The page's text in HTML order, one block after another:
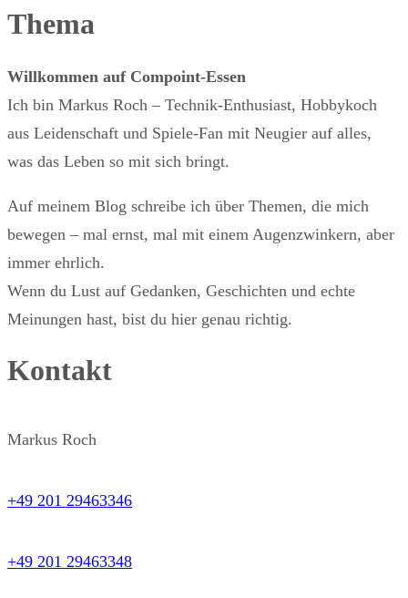
Thema
Willkommen auf Compoint-Essen
Ich bin Markus Roch – Technik-Enthusiast, Hobbykoch
aus Leidenschaft und Spiele-Fan mit Neugier auf alles,
was das Leben so mit sich bringt.
Auf meinem Blog schreibe ich über Themen, die mich
bewegen – mal ernst, mal mit einem Augenzwinkern, aber
immer ehrlich.
Wenn du Lust auf Gedanken, Geschichten und echte
Meinungen hast, bist du hier genau richtig.
Kontakt
Markus Roch
+49 201 29463346
+49 201 29463348